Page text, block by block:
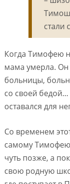
стали
Когда Тимофею
мама умерла. Он
больницы,
со своей
оставался для
Со временем
самому
чуть позже, а
свою родную